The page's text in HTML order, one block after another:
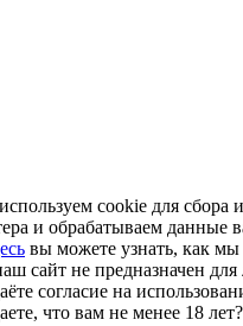
cookie для сбора
и обрабатываем данные
вы можете узнать, как мы
сайт не предназначен для
согласие на
что вам не менее 18 лет?